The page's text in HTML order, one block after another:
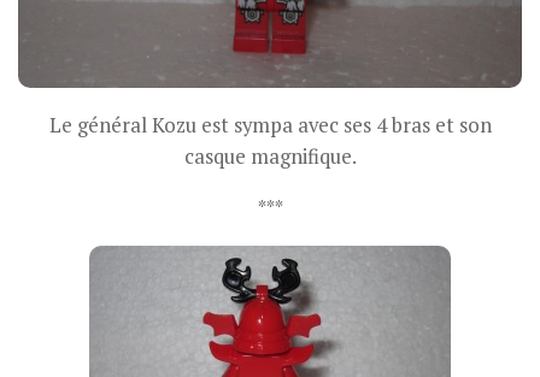
Le général Kozu est sympa avec ses 4 bras et son
casque magnifique.
***